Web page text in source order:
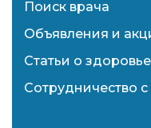
Поиск врача
Объявления и
Статьи о
Сотрудничество